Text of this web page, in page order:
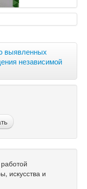
выявленных
независимой
искусства и